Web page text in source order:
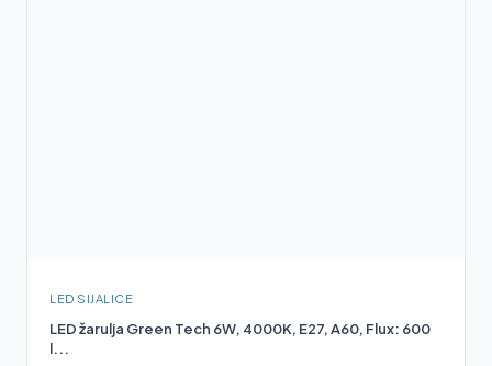
LED SIJALICE
LED žarulja Green Tech 6W, 4000K, E27, A60, Flux: 600
l...